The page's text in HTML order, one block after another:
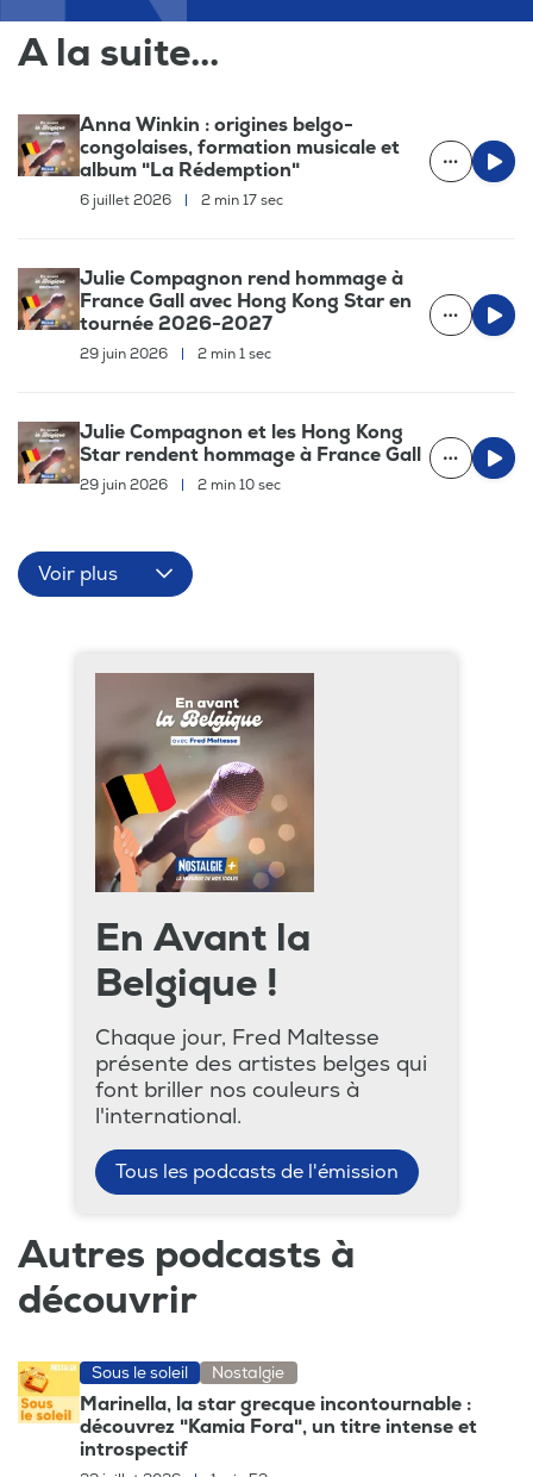
A la suite...
Anna Winkin : origines belgo-
congolaises, formation musicale et
album "La Rédemption"
6 juillet 2026 | 2 min 17 sec
Julie Compagnon rend hommage à
France Gall avec Hong Kong Star en
tournée 2026-2027
29 juin 2026 | 2 min 1 sec
Julie Compagnon et les Hong Kong
Star rendent hommage à France Gall
29 juin 2026 | 2 min 10 sec
Voir plus
En Avant la
Belgique !
Chaque jour, Fred Maltesse
présente des artistes belges qui
font briller nos couleurs à
l'international.
Tous les podcasts de l'émission
Autres podcasts à
découvrir
Sous le soleil Nostalgie
Marinella, la star grecque incontournable :
découvrez "Kamia Fora", un titre intense et
introspectif